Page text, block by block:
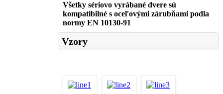
Všetky sériovo vyrábané dvere sú
kompatibilné s oceľovými zárubňami podla
normy EN 10130-91
Vzory